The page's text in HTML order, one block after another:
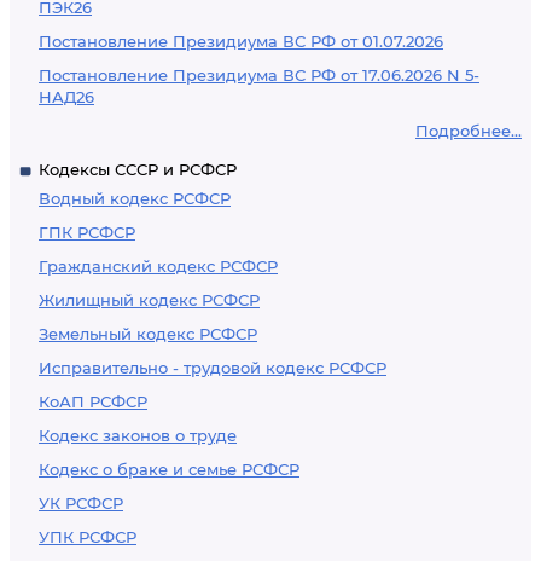
ПЭК26
Постановление Президиума ВС РФ от 01.07.2026
Постановление Президиума ВС РФ от 17.06.2026 N 5-
НАД26
Подробнее...
Кодексы СССР и РСФСР
Водный кодекс РСФСР
ГПК РСФСР
Гражданский кодекс РСФСР
Жилищный кодекс РСФСР
Земельный кодекс РСФСР
Исправительно - трудовой кодекс РСФСР
КоАП РСФСР
Кодекс законов о труде
Кодекс о браке и семье РСФСР
УК РСФСР
УПК РСФСР